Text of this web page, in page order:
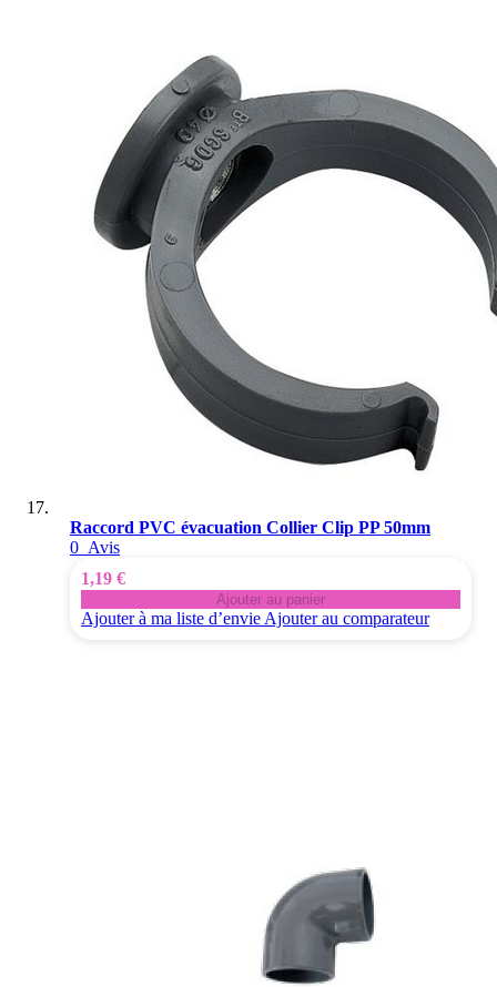
Raccord PVC évacuation Collier Clip PP 50mm
0 Avis
1,19 €
Ajouter au panier
Ajouter à ma liste d’envie Ajouter au comparateur